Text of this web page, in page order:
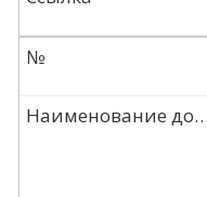
№
Наименование документа